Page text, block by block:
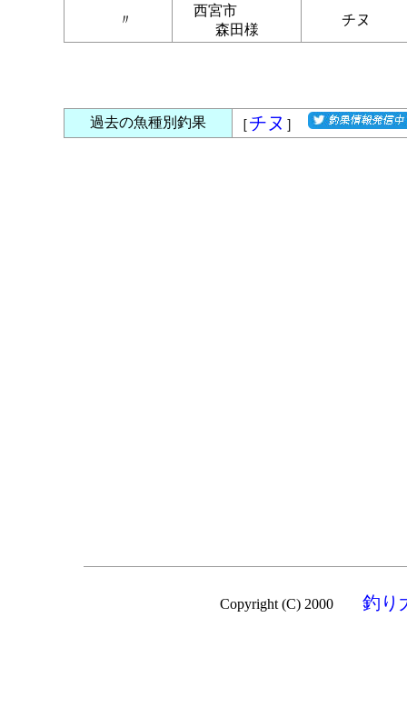
〃
西宮市
森田様
チヌ
過去の魚種別釣果 ［チヌ ］
Copyright (C) 2000 釣り